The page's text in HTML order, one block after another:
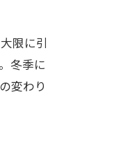
限に引
冬季に
変わり